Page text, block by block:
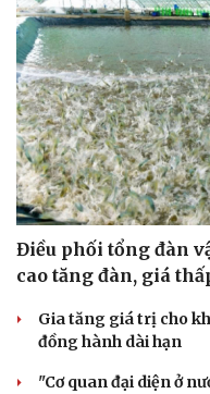
Điều phối tổng đàn
cao tăng đàn, giá
Gia tăng giá trị cho
đồng hành dài hạn
"Cơ quan đại diện ở